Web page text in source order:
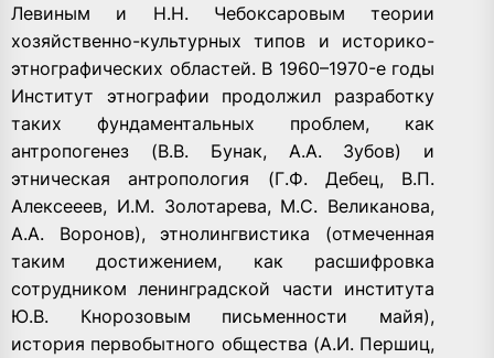
Левиным и Н.Н. Чебоксаровым теории
хозяйственно-культурных типов и историко-
этнографических областей. В 1960–1970-е годы
Институт этнографии продолжил разработку
таких фундаментальных проблем, как
антропогенез (В.В. Бунак, А.А. Зубов) и
этническая антропология (Г.Ф. Дебец, В.П.
Алексееев, И.М. Золотарева, М.С. Великанова,
А.А. Воронов), этнолингвистика (отмеченная
таким достижением, как расшифровка
сотрудником ленинградской части института
Ю.В. Кнорозовым письменности майя),
история первобытного общества (А.И. Першиц,